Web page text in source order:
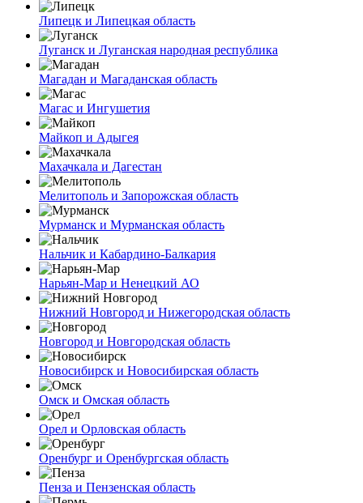
Липецк и Липецкая область
Луганск и Луганская народная республика
Магадан и Магаданская область
Магас и Ингушетия
Майкоп и Адыгея
Махачкала и Дагестан
Мелитополь и Запорожская область
Мурманск и Мурманская область
Нальчик и Кабардино-Балкария
Нарьян-Мар и Ненецкий АО
Нижний Новгород и Нижегородская область
Новгород и Новгородская область
Новосибирск и Новосибирская область
Омск и Омская область
Орел и Орловская область
Оренбург и Оренбургская область
Пенза и Пензенская область